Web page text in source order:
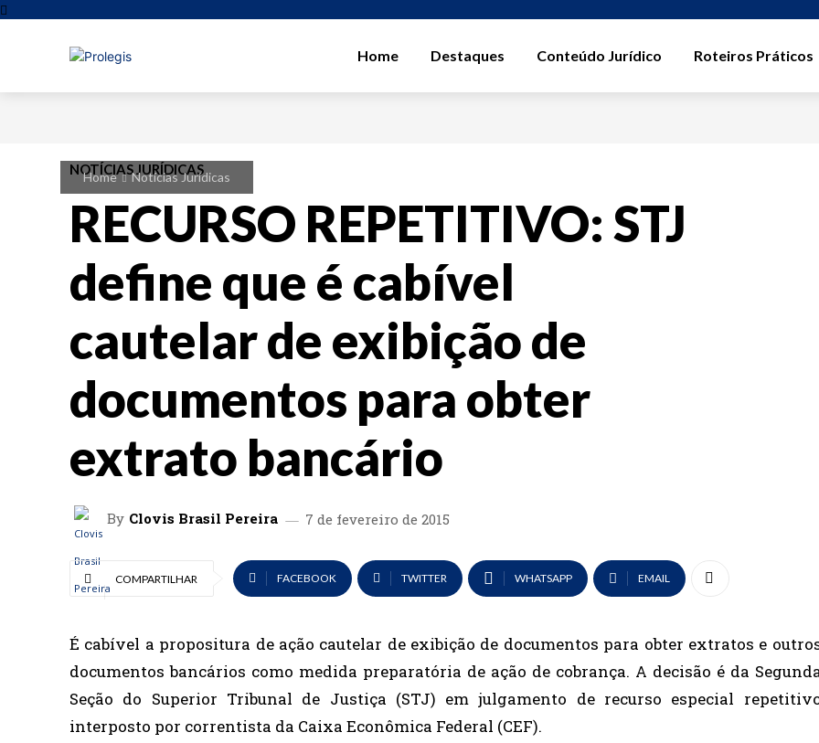
Home Destaques Conteúdo Jurídico Roteiros Práticos
Home Notícias Jurídicas
NOTÍCIAS JURÍDICAS
RECURSO REPETITIVO: STJ
define que é cabível
cautelar de exibição de
documentos para obter
extrato bancário
By Clovis Brasil Pereira 7 de fevereiro de 2015
COMPARTILHAR FACEBOOK TWITTER WHATSAPP EMAIL
É cabível a propositura de ação cautelar de exibição de documentos para obter extratos e
documentos bancários como medida preparatória de ação de cobrança. A decisão é da
Seção do Superior Tribunal de Justiça (STJ) em julgamento de recurso especial
interposto por correntista da Caixa Econômica Federal (CEF).